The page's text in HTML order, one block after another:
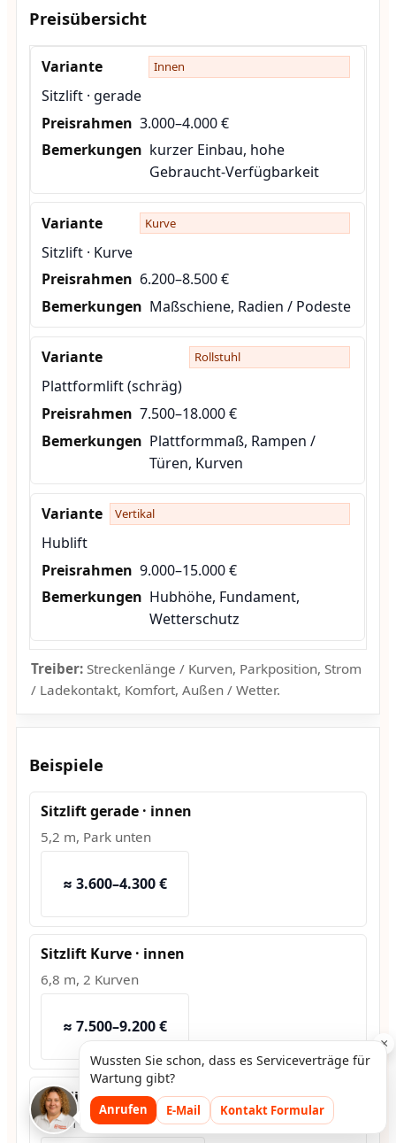
Preisübersicht
Innen
Sitzlift · gerade
3.000–4.000 €
kurzer Einbau, hohe
Gebraucht-Verfügbarkeit
Kurve
Sitzlift · Kurve
6.200–8.500 €
Maßschiene, Radien / Podeste
Rollstuhl
Plattformlift (schräg)
7.500–18.000 €
Plattformmaß, Rampen /
Türen, Kurven
Vertikal
Hublift
9.000–15.000 €
Hubhöhe, Fundament,
Wetterschutz
Treiber:Streckenlänge / Kurven, Parkposition, Strom
/ Ladekontakt, Komfort, Außen / Wetter.
Beispiele
Sitzlift gerade · innen
5,2 m, Park unten
≈ 3.600–4.300 €
Sitzlift Kurve · innen
6,8 m, 2 Kurven
≈ 7.500–9.200 €
Hublift · außen
1,2 m Hub, Fundament
×
Wussten Sie schon, dass es Serviceverträge für
Wartung gibt?
Anrufen E-Mail Kontakt Formular